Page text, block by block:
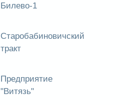
Билево-1
Старобабиновичский
тракт
Предприятие
"Витязь"